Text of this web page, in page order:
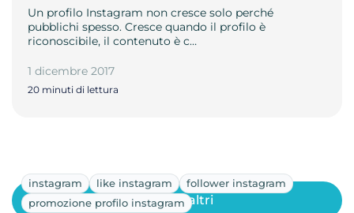
Un profilo Instagram non cresce solo perché
pubblichi spesso. Cresce quando il profilo è
riconoscibile, il contenuto è c…
1 dicembre 2017
20 minuti di lettura
instagram like instagram
follower instagram
promozione profilo instagram
Mostra altri